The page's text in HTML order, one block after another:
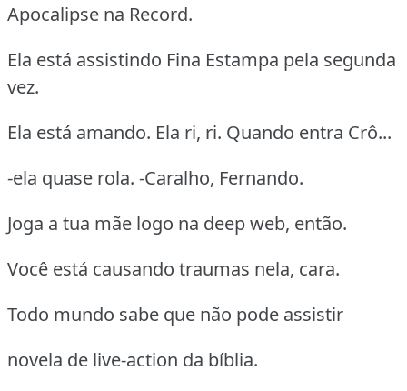
Apocalipse na Record.
Ela está assistindo Fina Estampa pela segunda
vez.
Ela está amando. Ela ri, ri. Quando entra Crô...
-ela quase rola. -Caralho, Fernando.
Joga a tua mãe logo na deep web, então.
Você está causando traumas nela, cara.
Todo mundo sabe que não pode assistir
novela de live-action da bíblia.